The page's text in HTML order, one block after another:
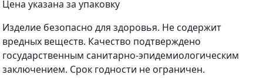
Цена указана за упаковку
Изделие безопасно для здоровья. Не содержит
вредных веществ. Качество подтверждено
государственным санитарно-эпидемиологическим
заключением. Срок годности не ограничен.